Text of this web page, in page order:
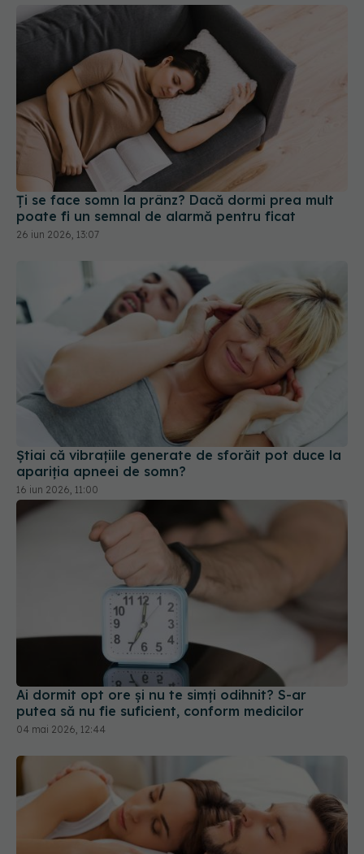
Ți se face somn la prânz? Dacă dormi prea mult
poate fi un semnal de alarmă pentru ficat
26 iun 2026, 13:07
Știai că vibrațiile generate de sforăit pot duce la
apariția apneei de somn?
16 iun 2026, 11:00
Ai dormit opt ore și nu te simți odihnit? S-ar
putea să nu fie suficient, conform medicilor
04 mai 2026, 12:44